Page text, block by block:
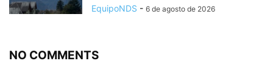
EquipoNDS - 6 de agosto de 2026
NO COMMENTS